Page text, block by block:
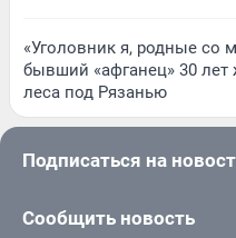
«Уголовник я, родные со
бывший «афганец» 30
леса под Рязанью
Подписаться на
Сообщить новость